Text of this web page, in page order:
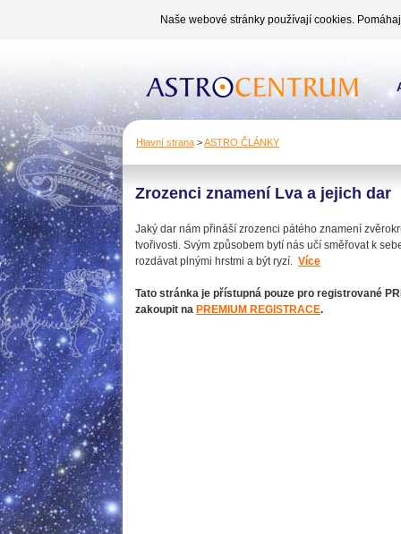
Naše webové stránky používají cookies.
Hlavní strana >ASTRO ČLÁNKY
Zrozenci znamení Lva a jejich dar
Jaký dar nám přináší zrozenci pátého znamení
tvořivosti. Svým způsobem bytí nás učí směřovat k
rozdávat plnými hrstmi a být ryzí. Více
Tato stránka je přístupná pouze pro registrované
zakoupit na PREMIUM REGISTRACE.